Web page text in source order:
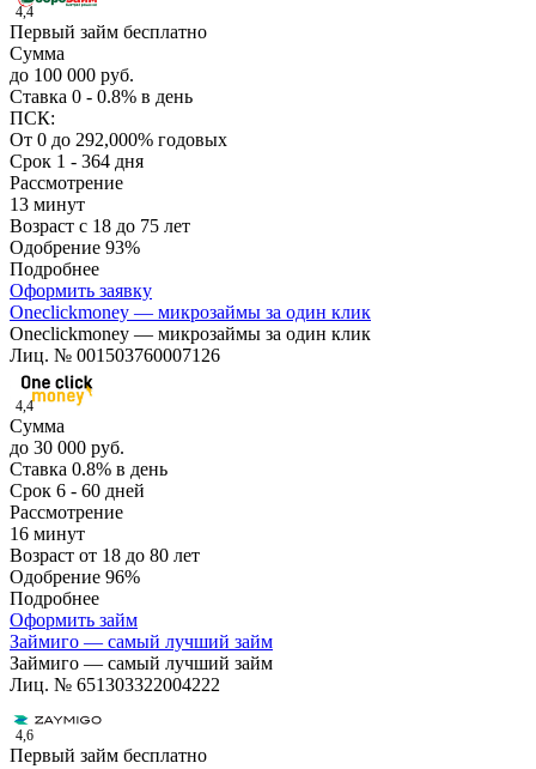
4,4
Первый займ бесплатно
Сумма
до 100 000 руб.
Ставка 0 - 0.8% в день
ПСК:
От 0 до 292,000% годовых
Срок 1 - 364 дня
Рассмотрение
13 минут
Возраст с 18 до 75 лет
Одобрение 93%
Подробнее
Оформить заявку
Oneclickmoney — микрозаймы за один клик
Oneclickmoney — микрозаймы за один клик
Лиц. № 001503760007126
4,4
Сумма
до 30 000 руб.
Ставка 0.8% в день
Срок 6 - 60 дней
Рассмотрение
16 минут
Возраст от 18 до 80 лет
Одобрение 96%
Подробнее
Оформить займ
Займиго — самый лучший займ
Займиго — самый лучший займ
Лиц. № 651303322004222
4,6
Первый займ бесплатно